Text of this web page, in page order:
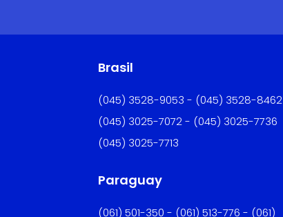
Brasil
(045) 3528-9053 - (045) 3528-8462
(045) 3025-7072 - (045) 3025-7736
(045) 3025-7713
Paraguay
(061) 501-350 - (061) 513-776 - (061)